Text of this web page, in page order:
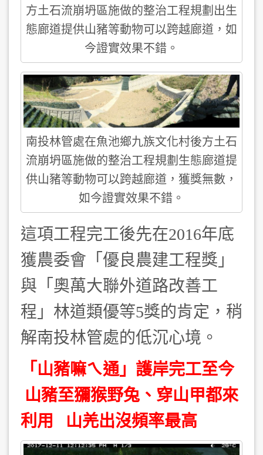
方土石流崩坍區施做的整治工程規劃出生
態廊道提供山豬等動物可以跨越廊道，如
今證實效果不錯。
南投林管處在魚池鄉九族文化村後方土石
流崩坍區施做的整治工程規劃生態廊道提
供山豬等動物可以跨越廊道，獲獎無數，
如今證實效果不錯。
這項工程完工後先在2016年底
獲農委會「優良農建工程獎」
與「奧萬大聯外道路改善工
程」林道類優等5獎的肯定，稍
解南投林管處的低沉心境。
「山豬嘛ㄟ通」護岸完工至今
山豬至獼猴野兔、穿山甲都來
利用 山羌出沒頻率最高